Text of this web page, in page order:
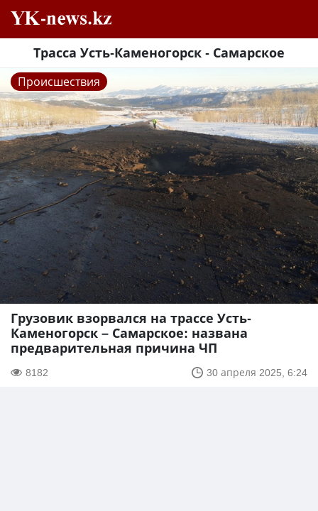
Трасса Усть-Каменогорск - Самарское
Происшествия
Грузовик взорвался на трассе Усть-
Каменогорск – Самарское: названа
предварительная причина ЧП
8182 30 апреля 2025, 6:24